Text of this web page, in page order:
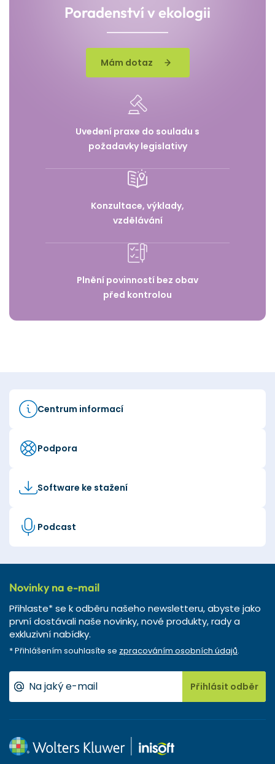
Poradenství v ekologii
Mám dotaz
Uvedení praxe do souladu s
požadavky legislativy
Konzultace, výklady,
vzdělávání
Plnění povinností bez obav
před kontrolou
Centrum informací
Podpora
Software ke stažení
Podcast
Novinky na e-mail
Přihlaste* se k odběru našeho newsletteru, abyste jako
první dostávali naše novinky, nové produkty, rady a
exkluzivní nabídky.
* Přihlášením souhlasíte se zpracováním osobních údajů.
Přihlásit odběr